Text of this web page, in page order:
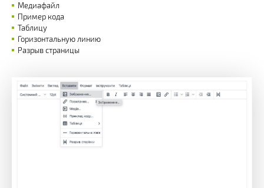
Медиафайл
Пример кода
Таблицу
Горизонтальную линию
Разрыв страницы